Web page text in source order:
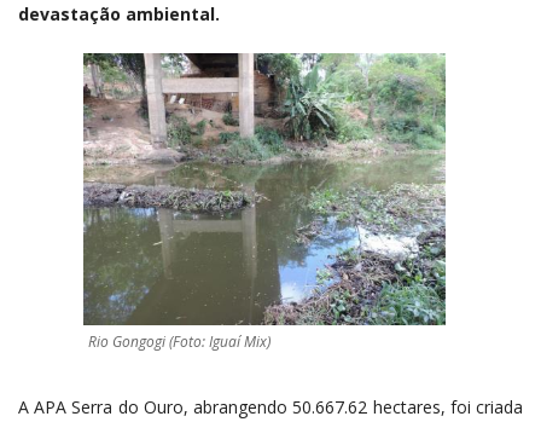
devastação ambiental.
Rio Gongogi (Foto: Iguaí Mix)
A APA Serra do Ouro, abrangendo 50.667.62 hectares, foi criada